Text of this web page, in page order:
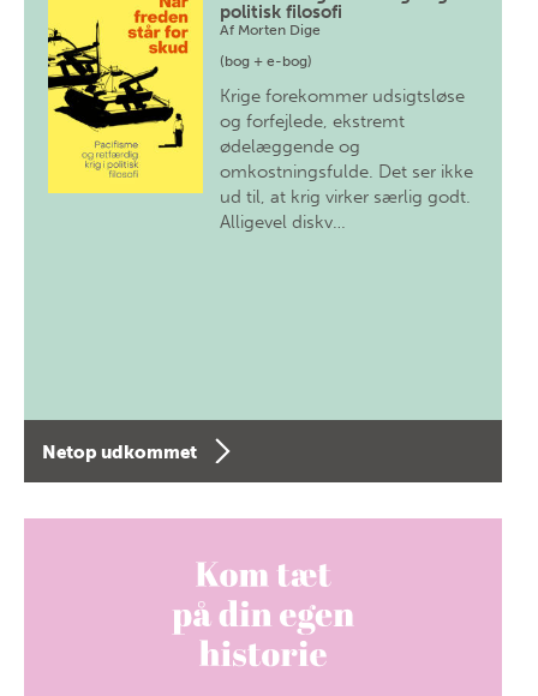
politisk filosofi
Af Morten Dige
(bog + e-bog)
Krige forekommer udsigtsløse
og forfejlede, ekstremt
ødelæggende og
omkostningsfulde. Det ser ikke
ud til, at krig virker særlig godt.
Alligevel diskv…
Netop udkommet